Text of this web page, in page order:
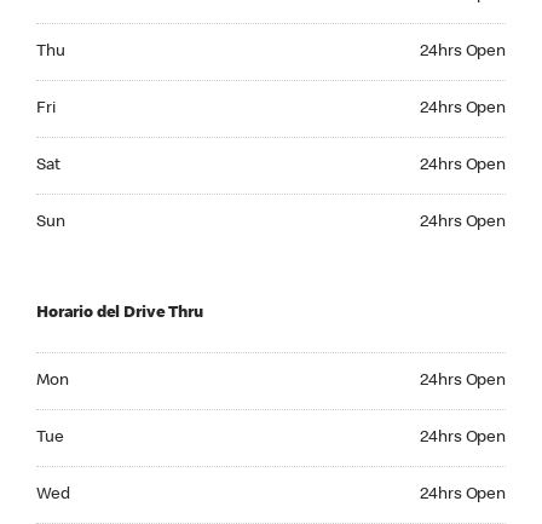
Thu 24hrs Open
Fri 24hrs Open
Sat 24hrs Open
Sun 24hrs Open
Horario del Drive Thru
Mon 24hrs Open
Tue 24hrs Open
Wed 24hrs Open